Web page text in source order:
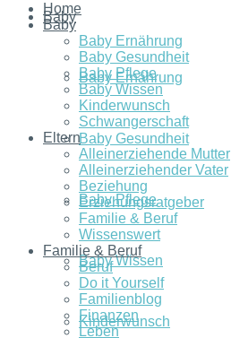
Baby
Baby Ernährung
Baby Gesundheit
Baby Pflege
Baby Wissen
Kinderwunsch
Home
Baby
Baby Ernährung
Baby Gesundheit
Baby Pflege
Baby Wissen
Kinderwunsch
Schwangerschaft
Eltern
Alleinerziehende Mutter
Alleinerziehender Vater
Beziehung
Erziehungsratgeber
Familie & Beruf
Wissenswert
Familie & Beruf
Beruf
Do it Yourself
Familienblog
Finanzen
Leben